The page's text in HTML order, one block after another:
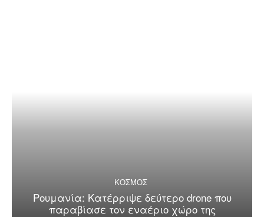
ΚΟΣΜΟΣ
Ρουμανία: Κατέρριψε δεύτερο drone που
παραβίασε τον εναέριο χώρο της